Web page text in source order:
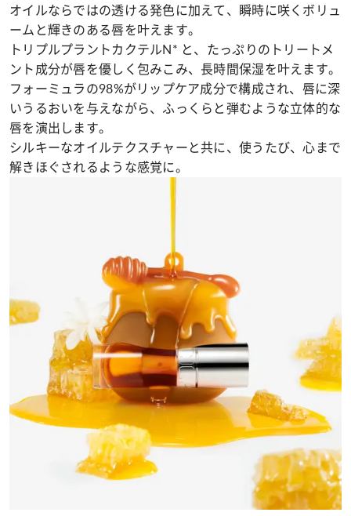
オイルならではの透ける発色に加えて、瞬時に咲くボリュ
ームと輝きのある唇を叶えます。
トリプルプラントカクテルN* と、たっぷりのトリートメ
ント成分が唇を優しく包みこみ、長時間保湿を叶えます。
フォーミュラの98%がリップケア成分で構成され、唇に深
いうるおいを与えながら、ふっくらと弾むような立体的な
唇を演出します。
シルキーなオイルテクスチャーと共に、使うたび、心まで
解きほぐされるような感覚に。